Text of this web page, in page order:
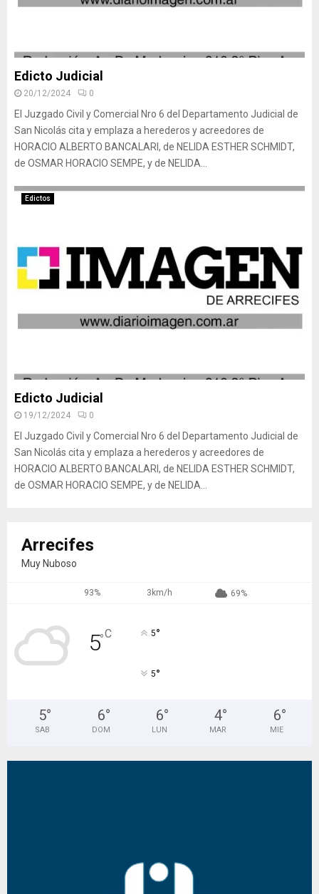
Edicto Judicial
20/12/2024 0
El Juzgado Civil y Comercial Nro 6 del Departamento Judicial de
San Nicolás cita y emplaza a herederos y acreedores de
HORACIO ALBERTO BANCALARI, de NELIDA ESTHER SCHMIDT,
de OSMAR HORACIO SEMPE, y de NELIDA...
Edictos
Edicto Judicial
19/12/2024 0
El Juzgado Civil y Comercial Nro 6 del Departamento Judicial de
San Nicolás cita y emplaza a herederos y acreedores de
HORACIO ALBERTO BANCALARI, de NELIDA ESTHER SCHMIDT,
de OSMAR HORACIO SEMPE, y de NELIDA...
Arrecifes
Muy Nuboso
93% 3km/h 69%
5°C 5°
5°
5°
SAB
6°
DOM
6°
LUN
4°
MAR
6°
MIE